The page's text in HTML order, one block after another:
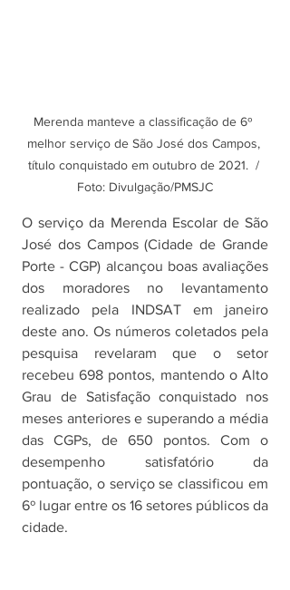
Merenda manteve a classificação de 6º
melhor serviço de São José dos Campos,
título conquistado em outubro de 2021.  /
Foto: Divulgação/PMSJC
O serviço da Merenda Escolar de São
José dos Campos (Cidade de Grande
Porte - CGP) alcançou boas avaliações
dos moradores no levantamento
realizado pela INDSAT em janeiro
deste ano. Os números coletados pela
pesquisa revelaram que o setor
recebeu 698 pontos, mantendo o Alto
Grau de Satisfação conquistado nos
meses anteriores e superando a média
das CGPs, de 650 pontos. Com o
desempenho satisfatório da
pontuação, o serviço se classificou em
6º lugar entre os 16 setores públicos da
cidade.